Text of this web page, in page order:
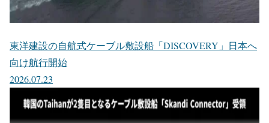
東洋建設の自航式ケーブル敷設船「DISCOVERY」日本へ
向け航行開始
2026.07.23